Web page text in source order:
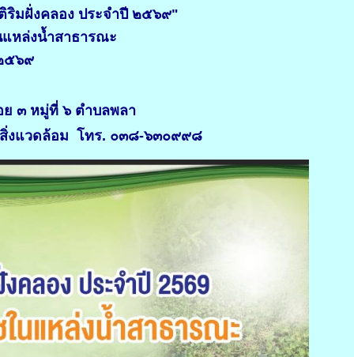
ริมฝั่งคลอง ประจำปี ๒๕๖๙"
หล่งน้ำสาธารณะ
๕๖๙
๓ หมู่ที่ ๖ ตำบลพลา
สิ่งแวดล้อม โทร. ๐๓๘-๖๓๐๙๙๘